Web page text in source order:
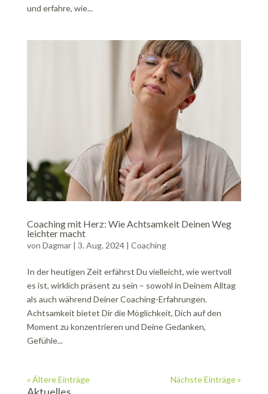
und erfahre, wie...
Coaching mit Herz: Wie Achtsamkeit Deinen Weg
leichter macht
von Dagmar| 3. Aug. 2024| Coaching
In der heutigen Zeit erfährst Du vielleicht, wie wertvoll
es ist, wirklich präsent zu sein – sowohl in Deinem Alltag
als auch während Deiner Coaching-Erfahrungen.
Achtsamkeit bietet Dir die Möglichkeit, Dich auf den
Moment zu konzentrieren und Deine Gedanken,
Gefühle...
« Ältere Einträge Nächste Einträge »